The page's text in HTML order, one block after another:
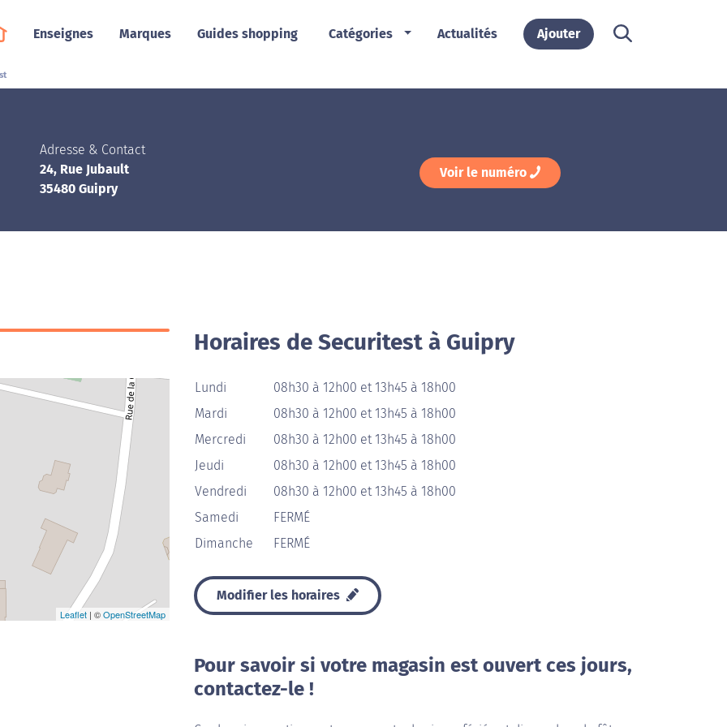
Enseignes Marques Guides shopping Catégories Actualités Ajouter
Adresse & Contact
24, Rue Jubault
35480 Guipry
Voir le numéro
Leaflet | ©OpenStreetMap
Horaires de Securitest à Guipry
Lundi
08h30 à 12h00 et 13h45 à 18h00
Mardi
08h30 à 12h00 et 13h45 à 18h00
Mercredi
08h30 à 12h00 et 13h45 à 18h00
Jeudi
08h30 à 12h00 et 13h45 à 18h00
Vendredi
08h30 à 12h00 et 13h45 à 18h00
Samedi
FERMÉ
Dimanche
FERMÉ
Modifier les horaires
Pour savoir si votre magasin est ouvert ces jours,
contactez-le !